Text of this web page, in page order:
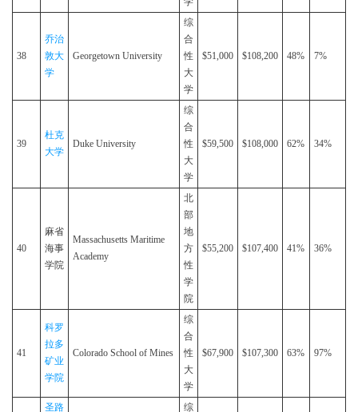
38
乔治
敦大
学
Georgetown University
综
合
性
大
学
$51,000 $108,200 48% 7%
39
杜克
大学
Duke University
综
合
性
大
学
$59,500 $108,000 62% 34%
40
麻省
海事
学院
Massachusetts Maritime
Academy
北
部
地
方
性
学
院
$55,200 $107,400 41% 36%
41
科罗
拉多
矿业
学院
Colorado School of Mines
综
合
性
大
学
$67,900 $107,300 63% 97%
圣路
综